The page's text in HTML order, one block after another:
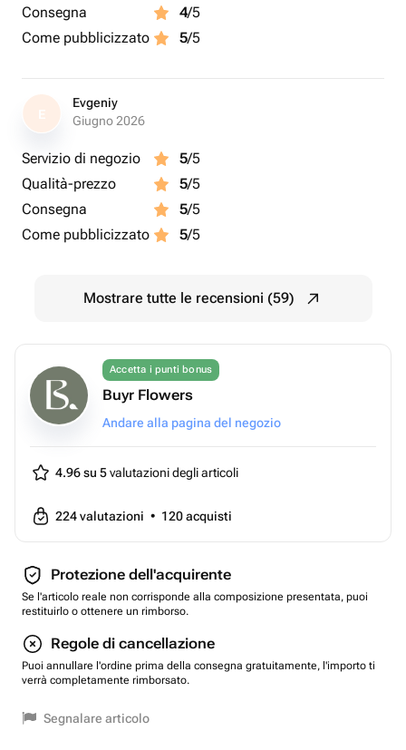
Consegna 4/5
Come pubblicizzato
5/5
E
Evgeniy
Giugno 2026
Servizio di negozio 5/5
Qualità-prezzo
5/5
Consegna
5/5
Come pubblicizzato
5/5
Mostrare tutte le recensioni (59)
Accetta i punti bonus
Buyr Flowers
Andare alla pagina del negozio
4.96 su 5valutazioni degli articoli
224valutazioni • 120acquisti
Protezione dell'acquirente
Se l'articolo reale non corrisponde alla composizione presentata, puoi
restituirlo o ottenere un rimborso.
Regole di cancellazione
Puoi annullare l'ordine prima della consegna gratuitamente, l'importo ti
verrà completamente rimborsato.
Segnalare articolo